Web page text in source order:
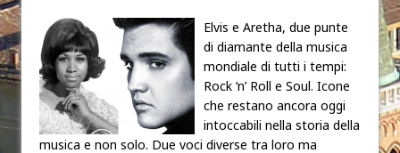
Elvis e Aretha, due punte
di diamante della musica
mondiale di tutti i tempi:
Rock ‘n’ Roll e Soul. Icone
che restano ancora oggi
intoccabili nella storia della
musica e non solo. Due voci diverse tra loro ma